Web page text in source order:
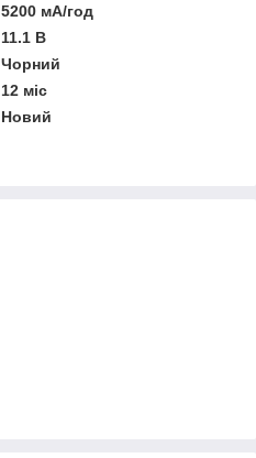
5200 мА/год
11.1 В
Чорний
12 міс
Новий